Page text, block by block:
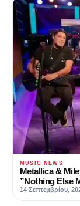
MUSIC NEWS
Metallica &
”Nothing Else
14 Σεπτεμβρίου,